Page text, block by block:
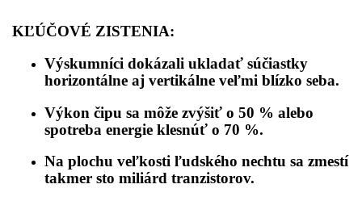
KĽÚČOVÉ ZISTENIA:
Výskumníci dokázali ukladať súčiastky
horizontálne aj vertikálne veľmi blízko seba.
Výkon čipu sa môže zvýšiť o 50 % alebo
spotreba energie klesnúť o 70 %.
Na plochu veľkosti ľudského nechtu sa zmestí
takmer sto miliárd tranzistorov.